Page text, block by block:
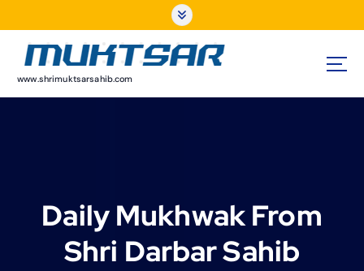
o
www.shrimuktsarsahib.com
Daily Mukhwak From
Shri Darbar Sahib